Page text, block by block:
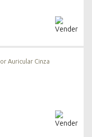
Auricular Cinza